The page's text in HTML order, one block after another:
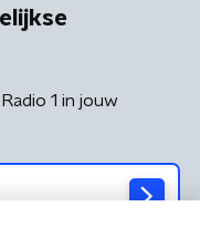
1 in jouw